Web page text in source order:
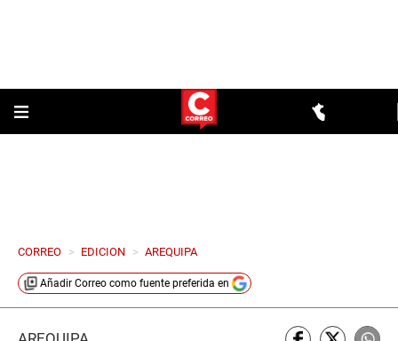
CORREO > EDICION > AREQUIPA
Añadir Correo como fuente preferida en